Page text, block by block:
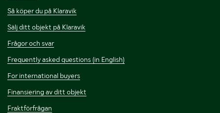
Så köper du på Klaravik
Sälj ditt objekt på Klaravik
Frågor och svar
Frequently asked questions (in English)
For international buyers
Finansiering av ditt objekt
Fraktförfrågan